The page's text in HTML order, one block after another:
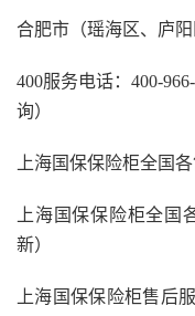
合肥市（瑶海区、庐
400服务电话：400-
询）
上海国保保险柜全国
上海国保保险柜全国
新）
上海国保保险柜售后